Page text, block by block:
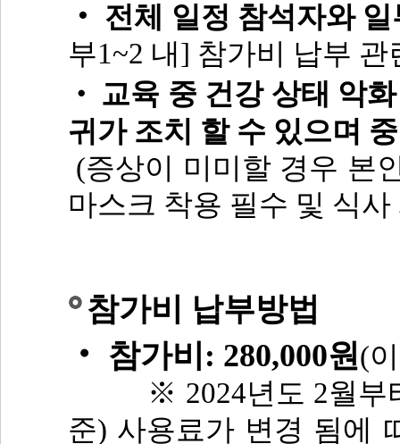
‧
전체 일정 참석자와
부1~2 내] 참가비 납부 관
‧
교육 중 건강 상태 악
귀가 조치 할 수 있으며
(증상이 미미할 경우 본
마스크 착용 필수 및 식
참가비 납부방법
‧ 참가비: 280,000원(
※ 2024년도 2월부
준) 사용료가 변경 됨에